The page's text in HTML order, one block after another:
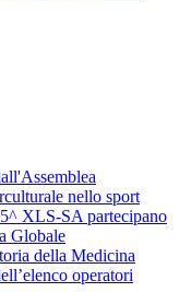
nello sport
XLS-SA partecipano
Globale
della Medicina
operatori